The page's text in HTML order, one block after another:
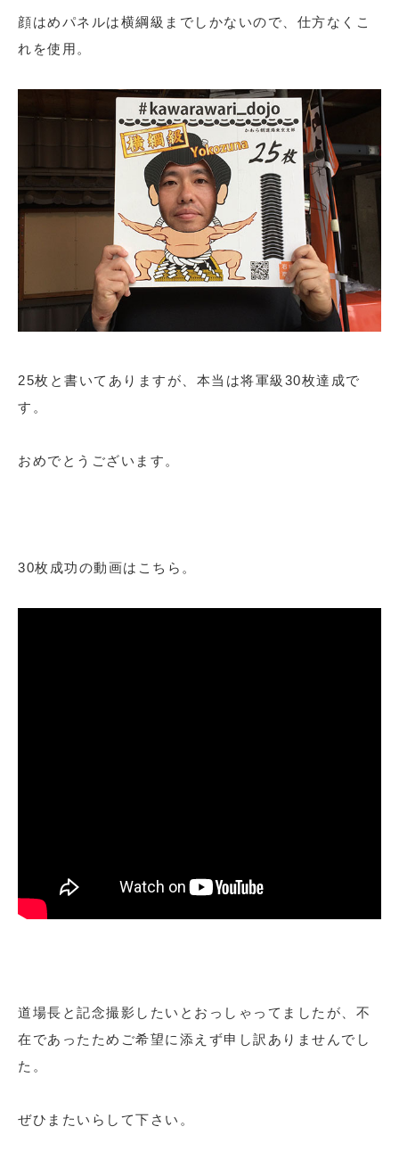
顔はめパネルは横綱級までしかないので、仕方なくこ
れを使用。
25枚と書いてありますが、本当は将軍級30枚達成で
す。
おめでとうございます。
30枚成功の動画はこちら。
道場長と記念撮影したいとおっしゃってましたが、不
在であったためご希望に添えず申し訳ありませんでし
た。
ぜひまたいらして下さい。